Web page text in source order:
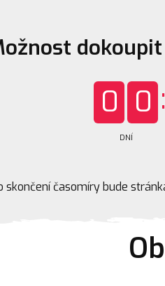
0 0
DNÍ
skončení časomíry bude